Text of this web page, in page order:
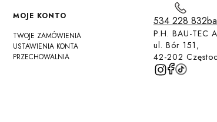
MOJE KONTO
TWOJE ZAMÓWIENIA
USTAWIENIA KONTA
PRZECHOWALNIA
534 228 832
P.H. BAU-TEC
ul. Bór 151,
42-202